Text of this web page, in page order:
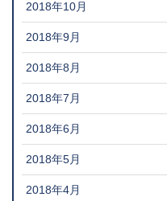
2018年10月
2018年9月
2018年8月
2018年7月
2018年6月
2018年5月
2018年4月